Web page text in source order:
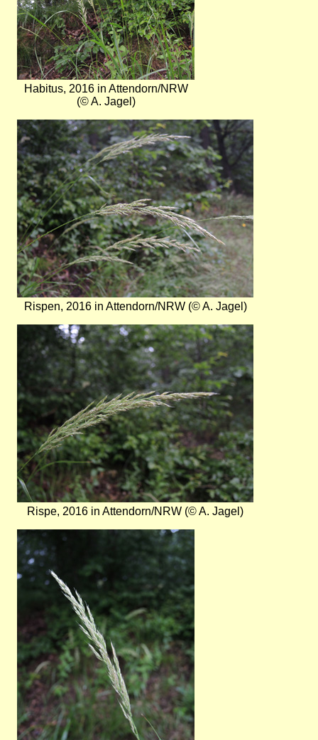
Habitus, 2016 in Attendorn/NRW
(© A. Jagel)
Bild
Rispen, 2016 in Attendorn/NRW (© A. Jagel)
Rispe, 2016 in Attendorn/NRW (© A. Jagel)
Bild